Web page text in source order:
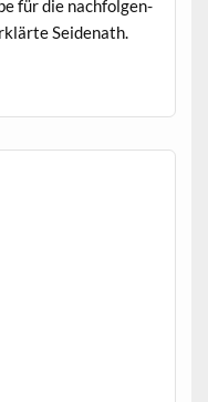
für die nach­fol­gen­
Seidenath.